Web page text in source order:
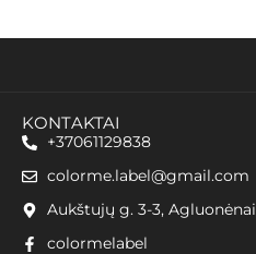
KONTAKTAI
+37061129838
colorme.label@gmail.com
Aukštujų g. 3-3, Agluonėnai
colormelabel